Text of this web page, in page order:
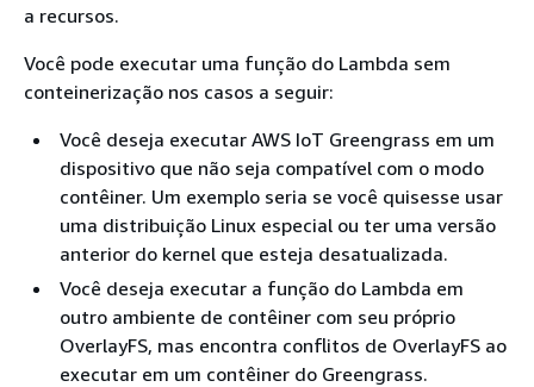
a recursos.
Você pode executar uma função do Lambda sem
conteinerização nos casos a seguir:
Você deseja executar AWS IoT Greengrass em um
dispositivo que não seja compatível com o modo
contêiner. Um exemplo seria se você quisesse usar
uma distribuição Linux especial ou ter uma versão
anterior do kernel que esteja desatualizada.
Você deseja executar a função do Lambda em
outro ambiente de contêiner com seu próprio
OverlayFS, mas encontra conflitos de OverlayFS ao
executar em um contêiner do Greengrass.